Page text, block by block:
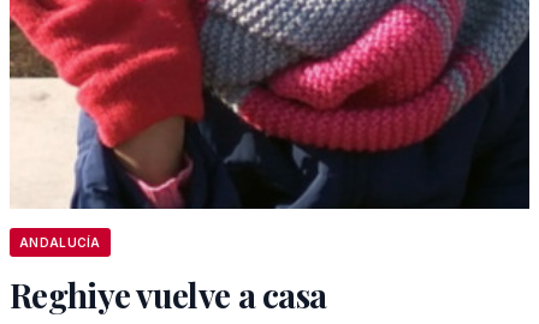
ANDALUCÍA
Reghiye vuelve a casa